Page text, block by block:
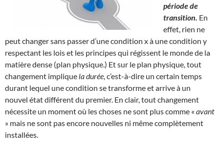
période de
transition. En
effet, rien ne
peut changer sans passer d’une condition x à une condition y
respectant les lois et les principes qui régissent le monde de la
matière dense (plan physique.) Et sur le plan physique, tout
changement implique la durée , c’est-à-dire un certain temps
durant lequel une condition se transforme et arrive à un
nouvel état différent du premier. En clair, tout changement
nécessite un moment où les choses ne sont plus comme « avant
» mais ne sont pas encore nouvelles ni même complètement
installées.